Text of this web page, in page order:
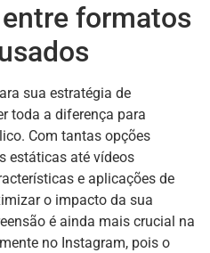
formatos
sua estratégia de
toda a diferença para
Com tantas opções
estáticas até vídeos
e aplicações de
o impacto da sua
é ainda mais crucial na
no Instagram, pois o